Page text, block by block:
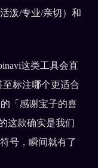
泼/专业/亲切）和
这类工具会直
标注哪个更适合
「感谢宝子的喜
这款确实是我们
号，瞬间就有了